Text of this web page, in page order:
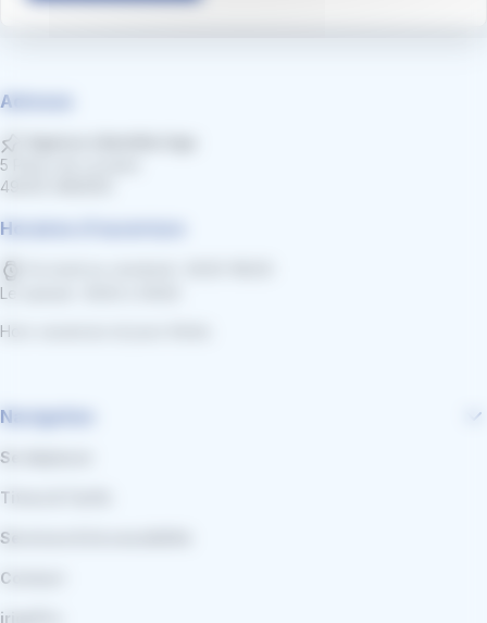
Adresse
5 Place de Lorraine
49000 ANGERS
Horaires d'ouverture
Le samedi : 8h30 à 13h30
Hors vacances et jours fériés
Navigation
Se déplacer
Titres & Tarifs
Services & Accessibilité
Contact
irigoPro